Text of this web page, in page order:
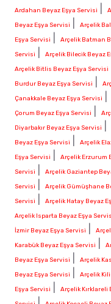
Ardahan Beyaz Eşya Servisi
Beyaz Eşya Servisi
Arçelik
Eşya Servisi
Arçelik Batman
Servisi
Arçelik Bilecik Beyaz
Arçelik Bitlis Beyaz Eşya Servisi
Burdur Beyaz Eşya Servisi
Çanakkale Beyaz Eşya Servisi
Çorum Beyaz Eşya Servisi
Diyarbakır Beyaz Eşya Servisi
Beyaz Eşya Servisi
Arçelik
Eşya Servisi
Arçelik Erzurum
Servisi
Arçelik Gaziantep
Servisi
Arçelik Gümüşhane
Servisi
Arçelik Hatay Beyaz
Arçelik Isparta Beyaz Eşya
İzmir Beyaz Eşya Servisi
Karabük Beyaz Eşya Servisi
Beyaz Eşya Servisi
Arçelik
Beyaz Eşya Servisi
Arçelik
Eşya Servisi
Arçelik Kırklareli